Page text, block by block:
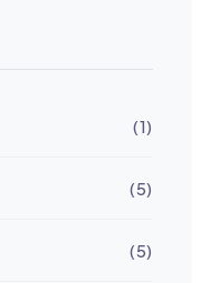
(1)
(5)
(5)